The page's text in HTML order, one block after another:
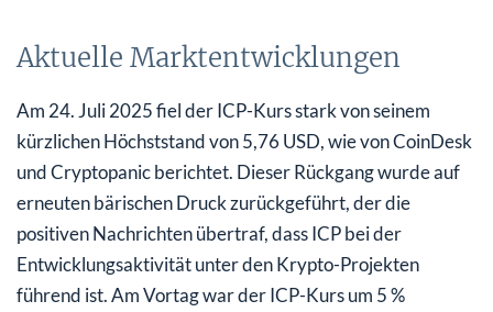
Aktuelle Marktentwicklungen
Am 24. Juli 2025 fiel der ICP-Kurs stark von seinem
kürzlichen Höchststand von 5,76 USD, wie von CoinDesk
und Cryptopanic berichtet. Dieser Rückgang wurde auf
erneuten bärischen Druck zurückgeführt, der die
positiven Nachrichten übertraf, dass ICP bei der
Entwicklungsaktivität unter den Krypto-Projekten
führend ist. Am Vortag war der ICP-Kurs um 5 %